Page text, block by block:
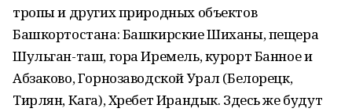
тропы и других природных объектов
Башкортостана: Башкирские Шиханы, пещера
Шульган-таш, гора Иремель, курорт Банное и
Абзаково, Горнозаводской Урал (Белорецк,
Тирлян, Кага), Хребет Ирандык. Здесь же будут